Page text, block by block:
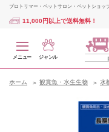
プロトリマー・ペットサロン・ペットショッ
11,000円以上で送料無料！
メニュー ジャンル
ホーム 観賞魚・水生生物 水